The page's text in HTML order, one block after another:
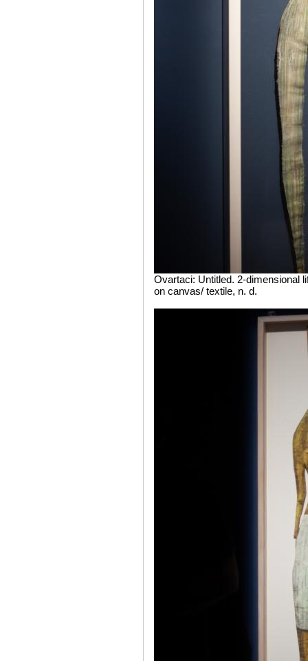
Ovartaci: Untitled. 2-dimensional
on canvas/ textile, n. d.